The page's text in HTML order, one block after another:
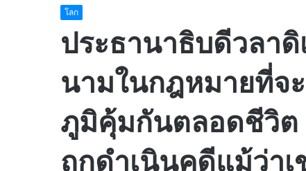
โลก
ประธานาธิบดีวลา
นามในกฎหมายที่จ
ภูมิคุ้มกันตลอดชีวิต
ถูกดำเนินคดีแม้ว่า